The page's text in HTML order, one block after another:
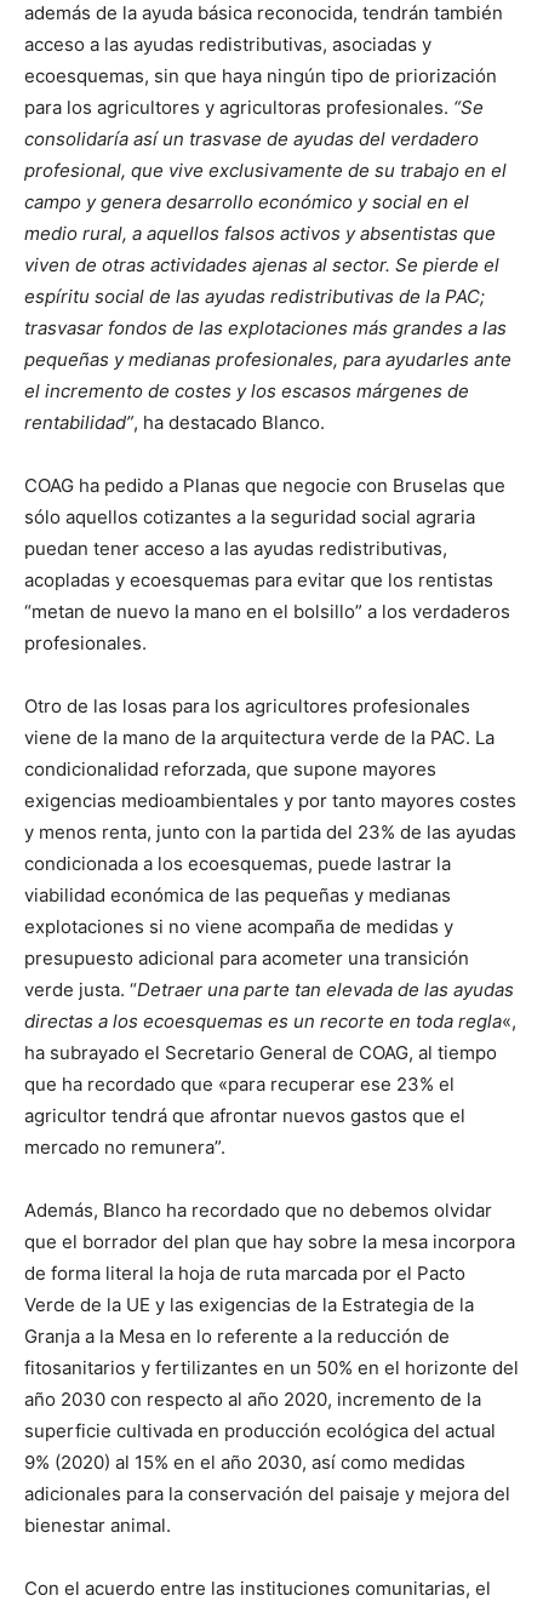
además de la ayuda básica reconocida, tendrán también
acceso a las ayudas redistributivas, asociadas y
ecoesquemas, sin que haya ningún tipo de priorización
para los agricultores y agricultoras profesionales. “Se
consolidaría así un trasvase de ayudas del verdadero
profesional, que vive exclusivamente de su trabajo en el
campo y genera desarrollo económico y social en el
medio rural, a aquellos falsos activos y absentistas que
viven de otras actividades ajenas al sector. Se pierde el
espíritu social de las ayudas redistributivas de la PAC;
trasvasar fondos de las explotaciones más grandes a las
pequeñas y medianas profesionales, para ayudarles ante
el incremento de costes y los escasos márgenes de
rentabilidad”, ha destacado Blanco.
COAG ha pedido a Planas que negocie con Bruselas que
sólo aquellos cotizantes a la seguridad social agraria
puedan tener acceso a las ayudas redistributivas,
acopladas y ecoesquemas para evitar que los rentistas
“metan de nuevo la mano en el bolsillo” a los verdaderos
profesionales.
Otro de las losas para los agricultores profesionales
viene de la mano de la arquitectura verde de la PAC. La
condicionalidad reforzada, que supone mayores
exigencias medioambientales y por tanto mayores costes
y menos renta, junto con la partida del 23% de las ayudas
condicionada a los ecoesquemas, puede lastrar la
viabilidad económica de las pequeñas y medianas
explotaciones si no viene acompaña de medidas y
presupuesto adicional para acometer una transición
verde justa. “Detraer una parte tan elevada de las ayudas
directas a los ecoesquemas es un recorte en toda regla«,
ha subrayado el Secretario General de COAG, al tiempo
que ha recordado que «para recuperar ese 23% el
agricultor tendrá que afrontar nuevos gastos que el
mercado no remunera”.
Además, Blanco ha recordado que no debemos olvidar
que el borrador del plan que hay sobre la mesa incorpora
de forma literal la hoja de ruta marcada por el Pacto
Verde de la UE y las exigencias de la Estrategia de la
Granja a la Mesa en lo referente a la reducción de
fitosanitarios y fertilizantes en un 50% en el horizonte del
año 2030 con respecto al año 2020, incremento de la
superficie cultivada en producción ecológica del actual
9% (2020) al 15% en el año 2030, así como medidas
adicionales para la conservación del paisaje y mejora del
bienestar animal.
Con el acuerdo entre las instituciones comunitarias, el